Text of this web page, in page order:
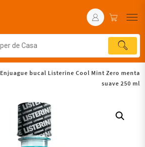
Enjuague bucal Listerine Cool Mint Zero menta
suave 250 ml